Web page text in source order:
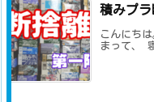
積みプ
こんにち
まって、